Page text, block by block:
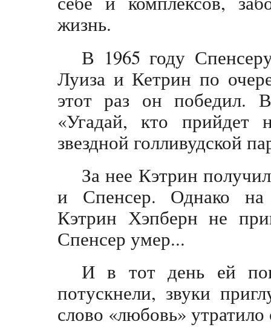
жизнь.
В 1965 году
Луиза и Кетрин по
этот раз он победил.
«Угадай, кто прийдет
звездной голливудской
За нее Кэтрин
и Спенсер. Однако на
Кэтрин Хэпберн не
Спенсер умер...
И в тот день ей
потускнели, звуки
слово «любовь»